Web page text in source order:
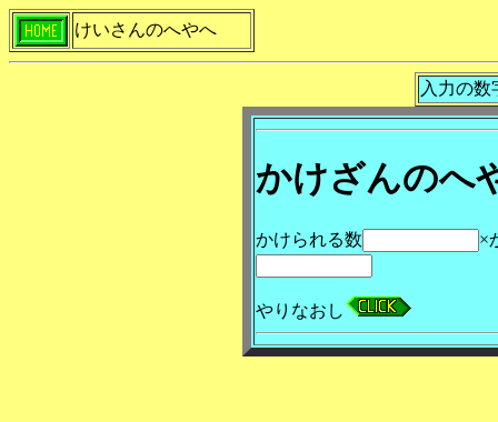
けいさんのへやへ
入力の
かけざんのへ
かけられる数 ×
やりなおし